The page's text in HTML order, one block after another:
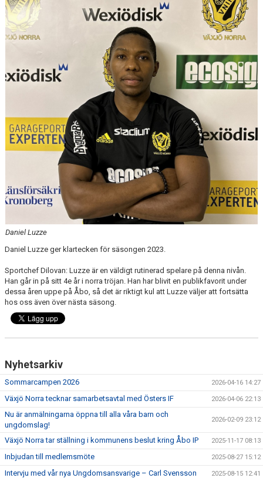
MEDLEM
DOKUMENT
FÖLJ OSS PÅ FACEBOOK
Daniel Luzze
Daniel Luzze ger klartecken för säsongen 2023.
Sportchef Dilovan: Luzze är en väldigt rutinerad spelare på denna nivån.
Han går in på sitt 4e år i norra tröjan. Han har blivit en publikfavorit under
dessa åren uppe på Åbo, så det är riktigt kul att Luzze väljer att fortsätta
hos oss även över nästa säsong.
Nyhetsarkiv
Sommarcampen 2026 2026-04-16 14:27
Växjö Norra tecknar samarbetsavtal med Östers IF 2026-04-06 22:13
Nu är anmälningarna öppna till alla våra barn och
ungdomslag!
2026-02-09 23:12
Växjö Norra tar ställning i kommunens beslut kring Åbo IP 2025-11-17 08:13
Inbjudan till medlemsmöte 2025-08-27 15:12
Intervju med vår nya Ungdomsansvarige – Carl Svensson 2025-08-15 12:41